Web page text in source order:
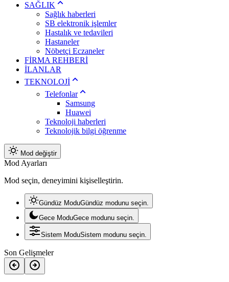
SAĞLIK
Sağlık haberleri
SB elektronik işlemler
Hastalık ve tedavileri
Hastaneler
Nöbetçi Eczaneler
FİRMA REHBERİ
İLANLAR
TEKNOLOJİ
Telefonlar
Samsung
Huawei
Teknoloji haberleri
Teknolojik bilgi öğrenme
Mod değiştir
Mod Ayarları
Mod seçin, deneyimini kişiselleştirin.
Gündüz ModuGündüz modunu seçin.
Gece ModuGece modunu seçin.
Sistem ModuSistem modunu seçin.
Son Gelişmeler